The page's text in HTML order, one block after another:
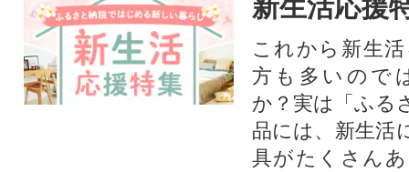
新生活応援
これから新生
方も多いので
か？実は「ふる
品には、新生活
具がたくさん